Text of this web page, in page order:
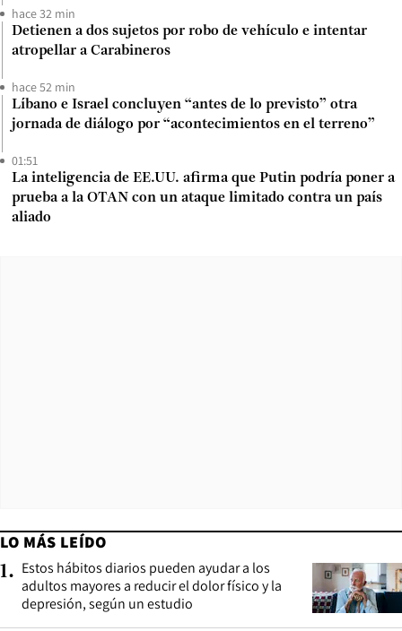
hace 32 min
Detienen a dos sujetos por robo de vehículo e intentar
atropellar a Carabineros
hace 52 min
Líbano e Israel concluyen “antes de lo previsto” otra
jornada de diálogo por “acontecimientos en el terreno”
01:51
La inteligencia de EE.UU. afirma que Putin podría poner a
prueba a la OTAN con un ataque limitado contra un país
aliado
LO MÁS LEÍDO
1. Estos hábitos diarios pueden ayudar a los
adultos mayores a reducir el dolor físico y la
depresión, según un estudio